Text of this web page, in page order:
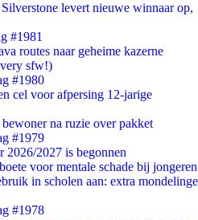
levert nieuwe winnaar op,
#1981
routes naar geheime kazerne
sfw!)
#1980
cel voor afpersing 12-jarige
na ruzie over pakket
#1979
2026/2027 is begonnen
voor mentale schade bij jongeren
in scholen aan: extra mondelinge
#1978